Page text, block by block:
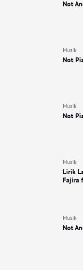
Not
Musik
Not
Musik
Not
Musik
Lirik
Fajira
Musik
Not